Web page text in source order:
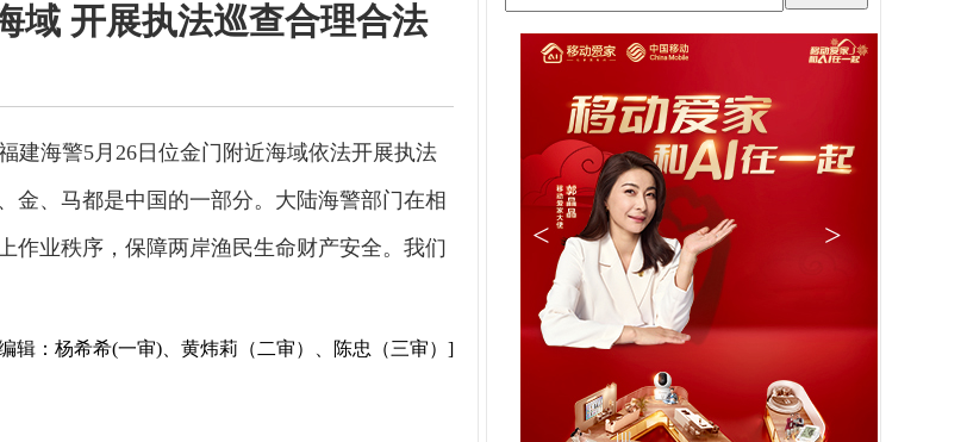
域 开展执法巡查合理合法
建海警5月26日位金门附近海域依法开展执法
金、马都是中国的一部分。大陆海警部门在相
作业秩序，保障两岸渔民生命财产安全。我们
辑：杨希希(一审)、黄炜莉（二审）、陈忠（三审）]